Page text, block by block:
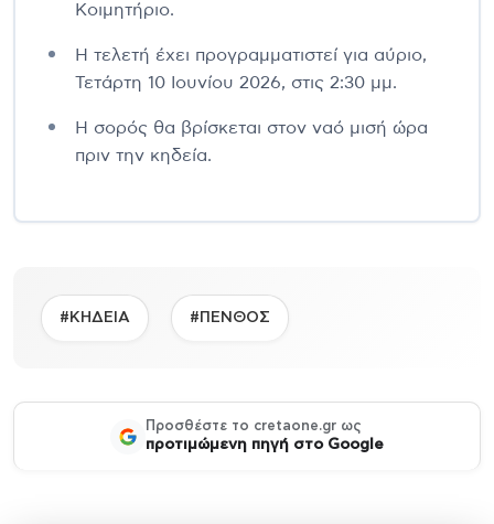
Κοιμητήριο.
Η τελετή έχει προγραμματιστεί για αύριο,
Τετάρτη 10 Ιουνίου 2026, στις 2:30 μμ.
Η σορός θα βρίσκεται στον ναό μισή ώρα
πριν την κηδεία.
#ΚΗΔΕΙΑ #ΠΕΝΘΟΣ
Προσθέστε το cretaone.gr ως
προτιμώμενη πηγή στο Google